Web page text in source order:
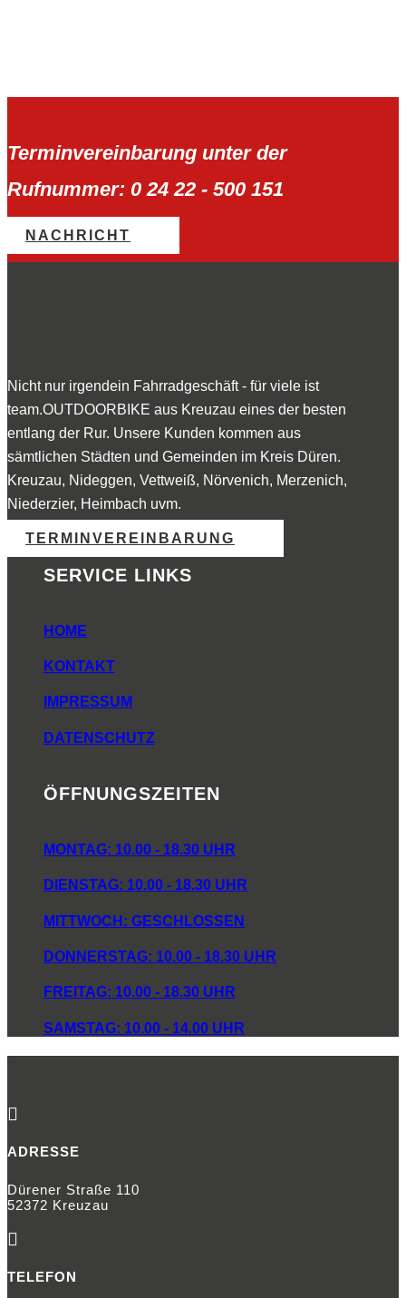
Terminvereinbarung unter der
Rufnummer: 0 24 22 - 500 151
NACHRICHT
Nicht nur irgendein Fahrradgeschäft - für viele ist
team.OUTDOORBIKE aus Kreuzau eines der besten
entlang der Rur. Unsere Kunden kommen aus
sämtlichen Städten und Gemeinden im Kreis Düren.
Kreuzau, Nideggen, Vettweiß, Nörvenich, Merzenich,
Niederzier, Heimbach uvm.
TERMINVEREINBARUNG
SERVICE LINKS
HOME
KONTAKT
IMPRESSUM
DATENSCHUTZ
ÖFFNUNGSZEITEN
MONTAG: 10.00 - 18.30 UHR
DIENSTAG: 10.00 - 18.30 UHR
MITTWOCH: GESCHLOSSEN
DONNERSTAG: 10.00 - 18.30 UHR
FREITAG: 10.00 - 18.30 UHR
SAMSTAG: 10.00 - 14.00 UHR

ADRESSE
Dürener Straße 110
52372 Kreuzau

TELEFON